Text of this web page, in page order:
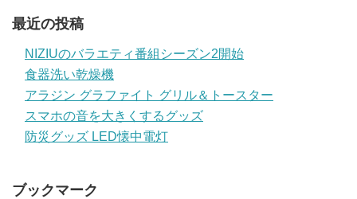
最近の投稿
NIZIUのバラエティ番組シーズン2開始
食器洗い乾燥機
アラジン グラファイト グリル＆トースター
スマホの音を大きくするグッズ
防災グッズ LED懐中電灯
ブックマーク